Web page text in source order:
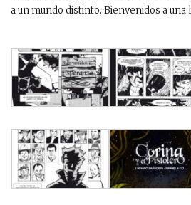
a un mundo distinto. Bienvenidos a una